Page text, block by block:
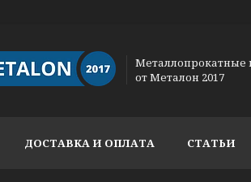
Металлопрокатные
от Металон 2017
ДОСТАВКА И ОПЛАТА СТАТЬИ